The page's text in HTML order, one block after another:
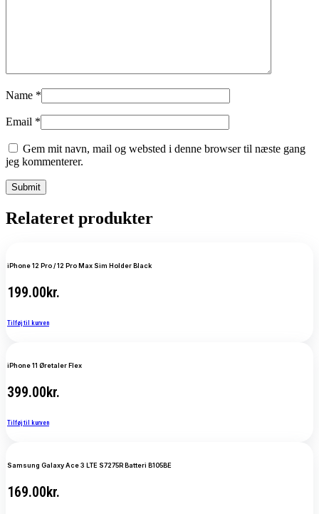
Name *
Email *
Gem mit navn, mail og websted i denne browser til næste gang
jeg kommenterer.
Relateret produkter
iPhone 12 Pro / 12 Pro Max Sim Holder Black
199.00kr.
Tilføj til kurven
iPhone 11 Øretaler Flex
399.00kr.
Tilføj til kurven
Samsung Galaxy Ace 3 LTE S7275R Batteri B105BE
169.00kr.